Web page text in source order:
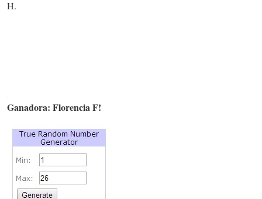
H.
Ganadora: Florencia F!